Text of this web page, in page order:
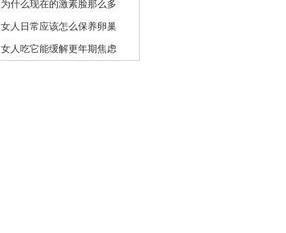
为什么现在的激素脸那么多
女人日常应该怎么保养卵巢
女人吃它能缓解更年期焦虑